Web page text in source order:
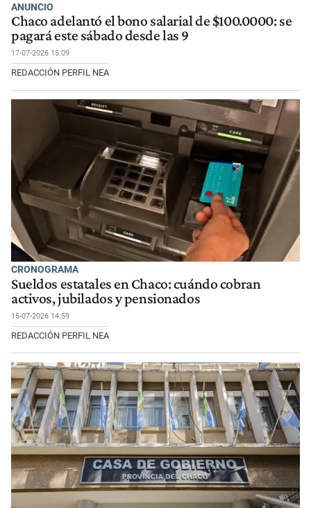
ANUNCIO
Chaco adelantó el bono salarial de $100.0000: se
pagará este sábado desde las 9
17-07-2026 15:09
REDACCIÓN PERFIL NEA
CRONOGRAMA
Sueldos estatales en Chaco: cuándo cobran
activos, jubilados y pensionados
15-07-2026 14:59
REDACCIÓN PERFIL NEA